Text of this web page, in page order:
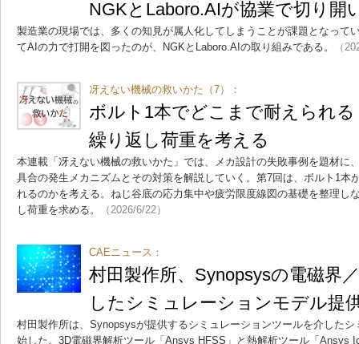
NGKとLaboro.AIが協業で切り開
製造業の現場では、多くの知見が属人化してしまうことが課題となって
てAIの力で打開を図ったのが、NGKとLaboro.AIの取り組みである。
（
冴えない機械の救いかた（7）：
ボルト1本でどこまで耐えられ
繰り返し荷重を考える
本連載「冴えない機械の救いかた」では、メカ設計の失敗事例を題材に
具合の発生メカニズムとその対策を解説していく。第7回は、ボルト1本
れるのかを考える。ねじ谷底の応力集中や疲労限度線図の基礎を整理し
し荷重を求める。
（2026/6/22）
CAEニュース：
村田製作所、Synopsysの電磁界
したシミュレーションモデル提
村田製作所は、Synopsysが提供するシミュレーションツールを介した
始した。3D電磁界解析ツール「Ansys HFSS」と熱解析ツール「Ansys